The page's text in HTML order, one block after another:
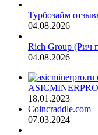
Турбозайм
04.08.2026
Rich Group (Рич
04.08.2026
18.01.2023
Coincraddle.com
07.03.2024